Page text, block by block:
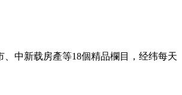
中新载房產等18個精品欄目，经纬每天